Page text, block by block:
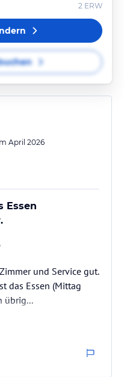
2 ERW
April 2026
Essen
und Service gut.
das Essen (Mittag
übrig...